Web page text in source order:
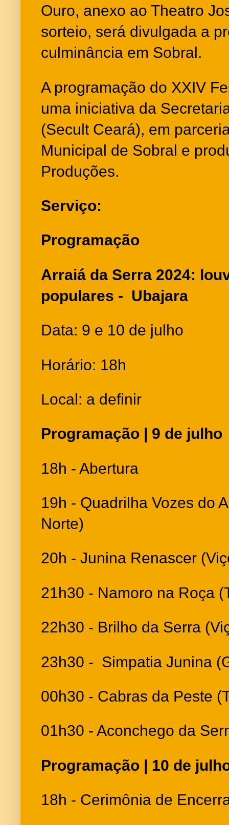
Ouro, anexo ao Theatro
sorteio, será divulgada a
culminância em Sobral.
A programação do XXIV
uma iniciativa da
(Secult Ceará), em
Municipal de Sobral e
Produções.
Serviço:
Programação
Arraiá da Serra 2024:
populares - Ubajara
Data: 9 e 10 de julho
Horário: 18h
Local: a definir
Programação | 9 de julho
18h - Abertura
19h - Quadrilha Vozes do
Norte)
20h - Junina Renascer
21h30 - Namoro na Roça
22h30 - Brilho da Serra
23h30 - Simpatia Junina
00h30 - Cabras da Peste
01h30 - Aconchego da
Programação | 10 de
18h - Cerimônia de